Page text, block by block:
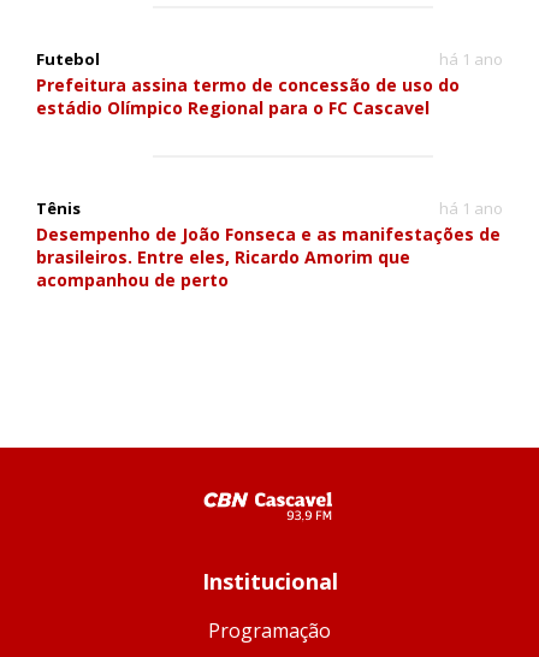
Futebol há 1 ano
Prefeitura assina termo de concessão de uso do
estádio Olímpico Regional para o FC Cascavel
Tênis há 1 ano
Desempenho de João Fonseca e as manifestações de
brasileiros. Entre eles, Ricardo Amorim que
acompanhou de perto
Institucional
Programação